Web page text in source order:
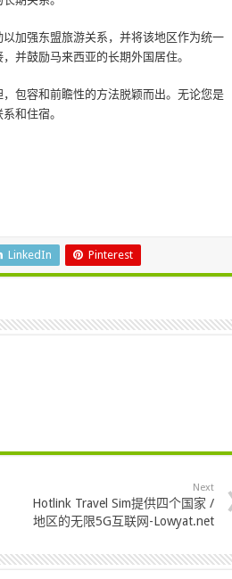
加强东盟旅游关系，并将该地区作为统一
并鼓励马来西亚的长期外国居住。
包容和前瞻性的方法脱颖而出。无论您是
和住宿。
LinkedIn Pinterest
Next
Hotlink Travel Sim提供四个国家 /
地区的无限5G互联网-Lowyat.net